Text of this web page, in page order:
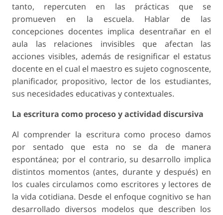
tanto, repercuten en las prácticas que se
promueven en la escuela. Hablar de las
concepciones docentes implica desentrañar en el
aula las relaciones invisibles que afectan las
acciones visibles, además de resignificar el estatus
docente en el cual el maestro es sujeto cognoscente,
planificador, propositivo, lector de los estudiantes,
sus necesidades educativas y contextuales.
La escritura como proceso y actividad discursiva
Al comprender la escritura como proceso damos
por sentado que esta no se da de manera
espontánea; por el contrario, su desarrollo implica
distintos momentos (antes, durante y después) en
los cuales circulamos como escritores y lectores de
la vida cotidiana. Desde el enfoque cognitivo se han
desarrollado diversos modelos que describen los